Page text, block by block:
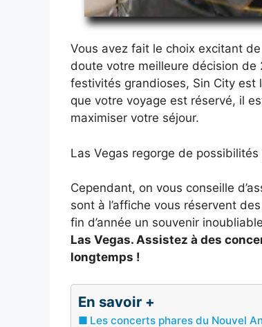
Vous avez fait le choix excitant
doute votre meilleure décision
festivités grandioses, Sin City est
que votre voyage est réservé, il
maximiser votre séjour.
Las Vegas regorge de
Cependant, on vous conseille
sont à l’affiche vous réservent
fin d’année un souvenir
Las Vegas. Assistez à des
longtemps !
En savoir +
Les concerts phares du Nouvel